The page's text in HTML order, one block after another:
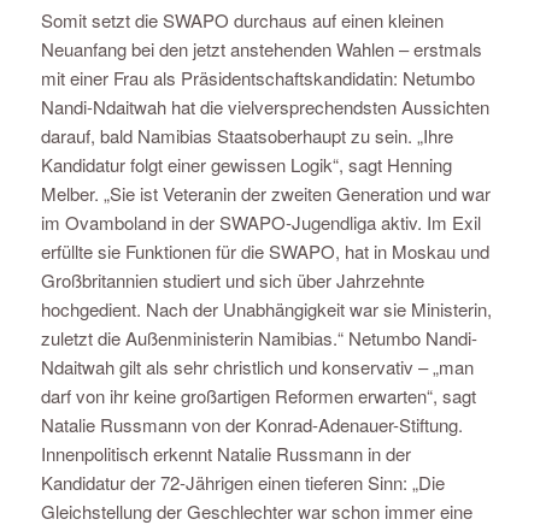
Somit setzt die SWAPO durchaus auf einen kleinen
Neuanfang bei den jetzt anstehenden Wahlen – erstmals
mit einer Frau als Präsidentschaftskandidatin: Netumbo
Nandi-Ndaitwah hat die vielversprechendsten Aussichten
darauf, bald Namibias Staatsoberhaupt zu sein. „Ihre
Kandidatur folgt einer gewissen Logik“, sagt Henning
Melber. „Sie ist Veteranin der zweiten Generation und war
im Ovamboland in der SWAPO-Jugendliga aktiv. Im Exil
erfüllte sie Funktionen für die SWAPO, hat in Moskau und
Großbritannien studiert und sich über Jahrzehnte
hochgedient. Nach der Unabhängigkeit war sie Ministerin,
zuletzt die Außenministerin Namibias.“ Netumbo Nandi-
Ndaitwah gilt als sehr christlich und konservativ – „man
darf von ihr keine großartigen Reformen erwarten“, sagt
Natalie Russmann von der Konrad-Adenauer-Stiftung.
Innenpolitisch erkennt Natalie Russmann in der
Kandidatur der 72-Jährigen einen tieferen Sinn: „Die
Gleichstellung der Geschlechter war schon immer eine